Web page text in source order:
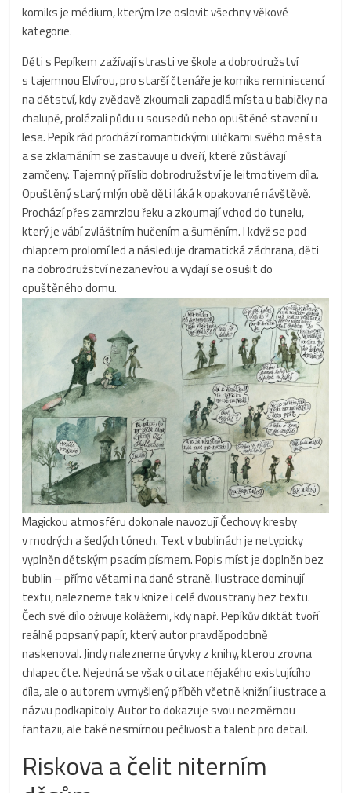
komiks je médium, kterým lze oslovit všechny věkové
kategorie.
Děti s Pepíkem zažívají strasti ve škole a dobrodružství
s tajemnou Elvírou, pro starší čtenáře je komiks reminiscencí
na dětství, kdy zvědavě zkoumali zapadlá místa u babičky na
chalupě, prolézali půdu u sousedů nebo opuštěné stavení u
lesa. Pepík rád prochází romantickými uličkami svého města
a se zklamáním se zastavuje u dveří, které zůstávají
zamčeny. Tajemný příslib dobrodružství je leitmotivem díla.
Opuštěný starý mlýn obě děti láká k opakované návštěvě.
Prochází přes zamrzlou řeku a zkoumají vchod do tunelu,
který je vábí zvláštním hučením a šuměním. I když se pod
chlapcem prolomí led a následuje dramatická záchrana, děti
na dobrodružství nezanevřou a vydají se osušit do
opuštěného domu.
Magickou atmosféru dokonale navozují Čechovy kresby
v modrých a šedých tónech. Text v bublinách je netypicky
vyplněn dětským psacím písmem. Popis míst je doplněn bez
bublin – přímo větami na dané straně. Ilustrace dominují
textu, nalezneme tak v knize i celé dvoustrany bez textu.
Čech své dílo oživuje kolážemi, kdy např. Pepíkův diktát tvoří
reálně popsaný papír, který autor pravděpodobně
naskenoval. Jindy nalezneme úryvky z knihy, kterou zrovna
chlapec čte. Nejedná se však o citace nějakého existujícího
díla, ale o autorem vymyšlený příběh včetně knižní ilustrace a
názvu podkapitoly. Autor to dokazuje svou nezměrnou
fantazii, ale také nesmírnou pečlivost a talent pro detail.
Riskova a čelit niterním